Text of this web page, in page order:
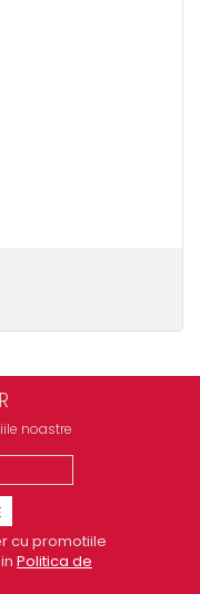
noastre
cu promotiile
Politica de